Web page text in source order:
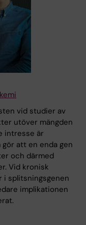
vid studier av
utöver mängden
intresse är
att en enda gen
och därmed
Vid kronisk
i splitsningsgenen
implikationen